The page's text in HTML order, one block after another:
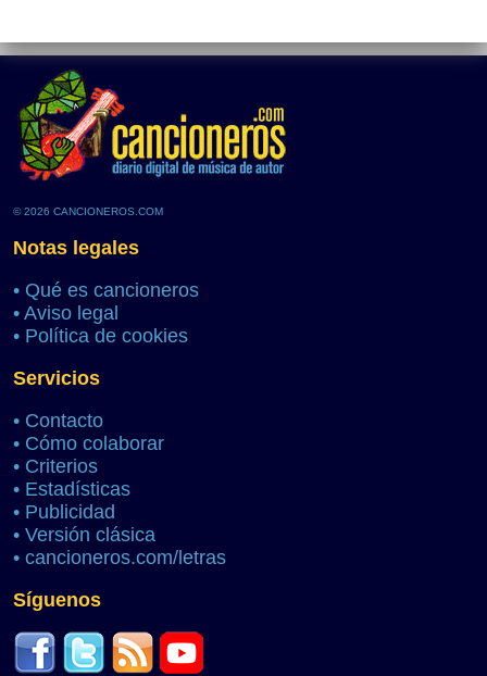
© 2026 CANCIONEROS.COM
Notas legales
• Qué es cancioneros
• Aviso legal
• Política de cookies
Servicios
• Contacto
• Cómo colaborar
• Criterios
• Estadísticas
• Publicidad
• Versión clásica
• cancioneros.com/letras
Síguenos